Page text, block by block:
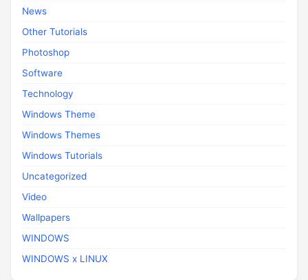
News
Other Tutorials
Photoshop
Software
Technology
Windows Theme
Windows Themes
Windows Tutorials
Uncategorized
Video
Wallpapers
WINDOWS
WINDOWS x LINUX